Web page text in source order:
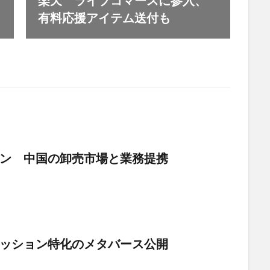
有料応援アイテム送付も
中国の卸売市場と業務提携
ション特化のメタバース公開